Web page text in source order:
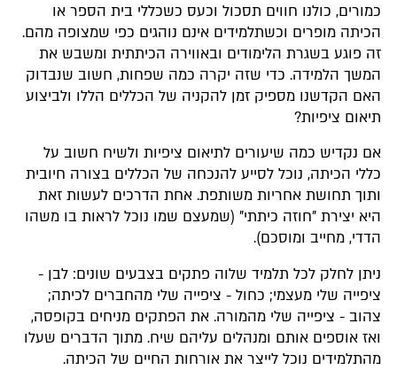
כמורים, כולנו חווים תסכול וכעס כשכללי בית הספר או
הכיתה מופרים וכשתלמידים אינם נוהגים כפי שמצופה מהם.
זה פוגע בשגרת הלימודים ובאווירה הכיתתית ומשבש את
המשך הלמידה. כדי שזה יקרה כמה שפחות, חשוב שנבדוק
האם הקדשנו מספיק זמן להקניה של הכללים הללו ולביצוע
תיאום ציפיות?
אם נקדיש כמה שיעורים לתיאום ציפיות ולשיח חשוב על
כללי הכיתה, נוכל לסייע להנכחה של הכללים בצורה חיובית
ותוך תחושת אחריות משותפת. אחת הדרכים לעשות זאת
היא יצירת "חוזה כיתתי" (שמעצם שמו נוכל לראות בו משהו
הדדי, מחייב ומוסכם).
ניתן לחלק לכל תלמיד שלוה פתקים בצבעים שונים: לבן -
ציפייה שלי מעצמי; כחול - ציפייה שלי מהחברים לכיתה;
צהוב - ציפייה שלי מהמורה. את הפתקים מניחים בקופסה,
ואז אוספים אותם ומנהלים עליהם שיח. מתוך הדברים שעלו
מהתלמידים נוכל לייצר את אורחות החיים של הכיתה.